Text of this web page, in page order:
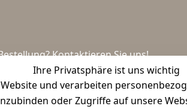
Ihre Privatsphäre ist uns wichtig
und verarbeiten
oder Zugriffe auf unsere
Kontaktieren Sie uns!